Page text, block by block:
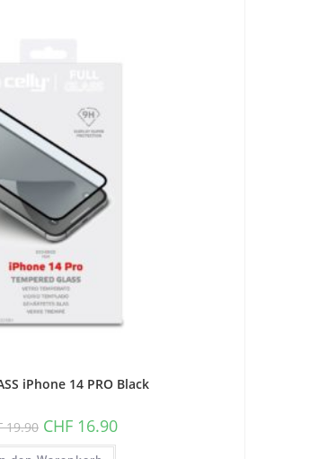
iPhone 14 PRO Black
19.90 Ursprünglicher
Preis
war:
CHF16.90Aktueller
Preis